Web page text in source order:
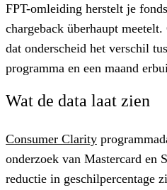
FPT-omleiding herstelt je
chargeback überhaupt
dat onderscheid het verschil
programma en een maand
Wat de data laat zien
Consumer Clarity
onderzoek van Mastercard en
reductie in geschilpercentage